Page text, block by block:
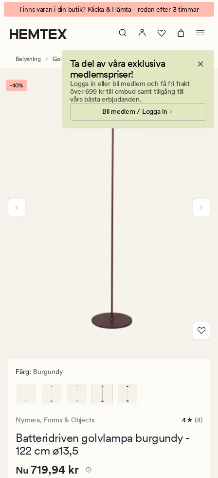
Nymera
Batteridriven
golvlampa
burgundy
Animerad
banner.
Klicka
på
att
pausa.
Finns varan i din butik? Klicka & Hämta - redan efter 3 timmar
Ta del av våra exklusiva
medlemspriser!
Logga in eller bli medlem och få fri frakt
över 699 kr till ombud samt tillgång till
våra bästa erbjudanden.
Bli medlem / Logga in
Belysning Golvlampor
-40%
Färg: Burgundy
Nymera, Forms & Objects
4
med
4 (4)
Batteridriven golvlampa burgundy -
122 cm ø13,5
Nuvarande
Nuvarande pris
Nu 719,94 kr